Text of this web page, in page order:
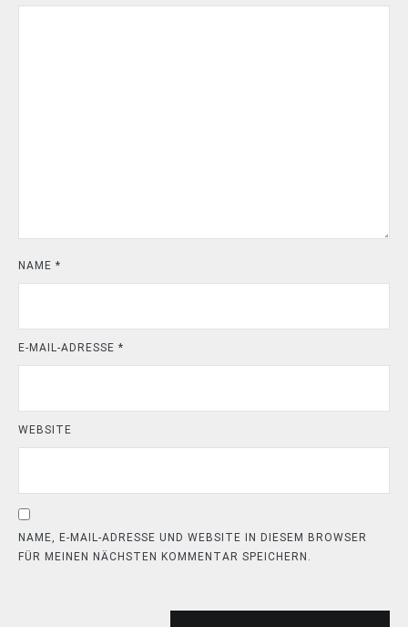
NAME *
E-MAIL-ADRESSE *
WEBSITE
NAME, E-MAIL-ADRESSE UND WEBSITE IN DIESEM BROWSER
FÜR MEINEN NÄCHSTEN KOMMENTAR SPEICHERN.